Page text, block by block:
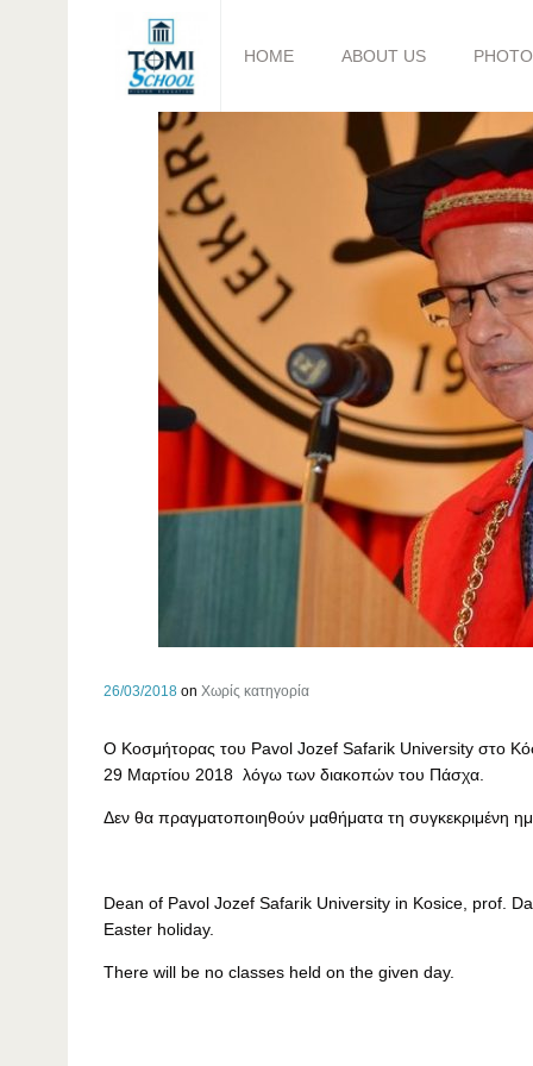
HOME ABOUT US
26/03/2018 on Χωρίς κατηγορία
Ο Κοσμήτορας του Pavol Jozef Safarik University στο
29 Μαρτίου 2018 λόγω των διακοπών του Πάσχα.
Δεν θα πραγματοποιηθούν μαθήματα τη συγκεκριμένη
Dean of Pavol Jozef Safarik University in Kosice, prof.
Easter holiday.
There will be no classes held on the given day.